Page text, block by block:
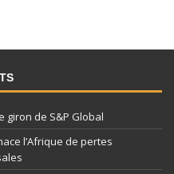
giron de S&P Global
l’Afrique de pertes